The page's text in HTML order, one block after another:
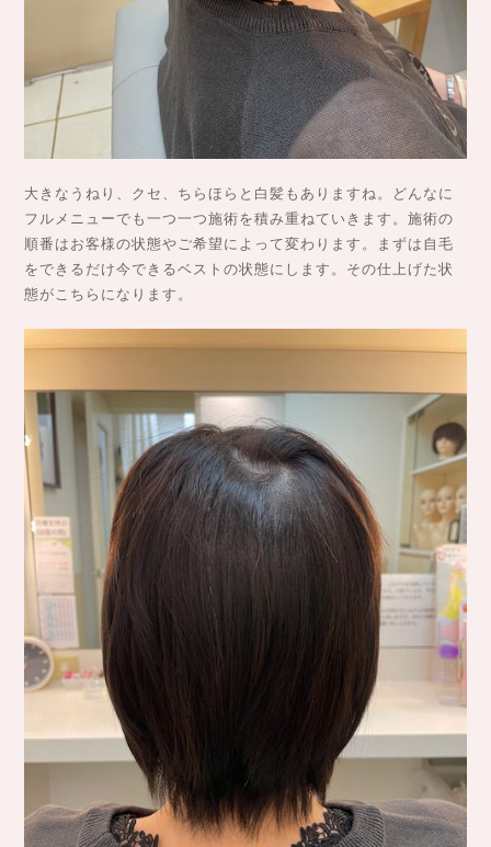
大きなうねり、クセ、ちらほらと白髪もありますね。どんなに
フルメニューでも一つ一つ施術を積み重ねていきます。施術の
順番はお客様の状態やご希望によって変わります。まずは自毛
をできるだけ今できるベストの状態にします。その仕上げた状
態がこちらになります。